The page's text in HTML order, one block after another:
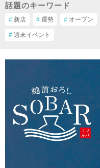
話題のキーワード
# 新店 # 運勢 # オープン
# 週末イベント